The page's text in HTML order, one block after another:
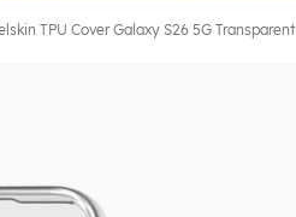
TPU Cover Galaxy S26 5G Transparent